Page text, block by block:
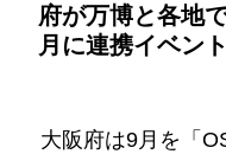
府が万博と各地
月に連携イベント
大阪府は9月を「